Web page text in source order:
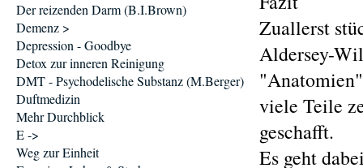
Zuallerst
Aldersey-
viele Teile
geschafft.
Es geht
Der reizenden Darm (B.I.Brown)
Demenz >
Depression - Goodbye
Detox zur inneren Reinigung
DMT - Psychodelische Substanz (M.Berger)
Duftmedizin
Mehr Durchblick
E ->
Weg zur Einheit